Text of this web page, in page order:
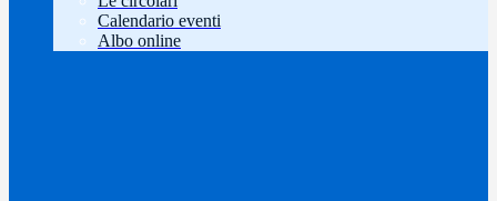
Calendario eventi
Albo online